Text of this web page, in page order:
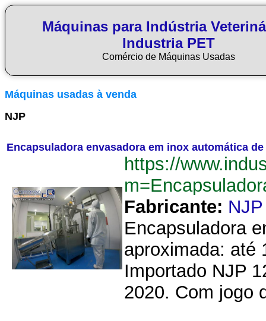
Máquinas para Indústria
Industria PET
Comércio de Máquinas Usadas
Máquinas usadas à venda
NJP
Encapsuladora envasadora em inox automática
https://
Fabricante: NJP
Encapsuladora
aproximada: até
Importado NJP
2020. Com jogo